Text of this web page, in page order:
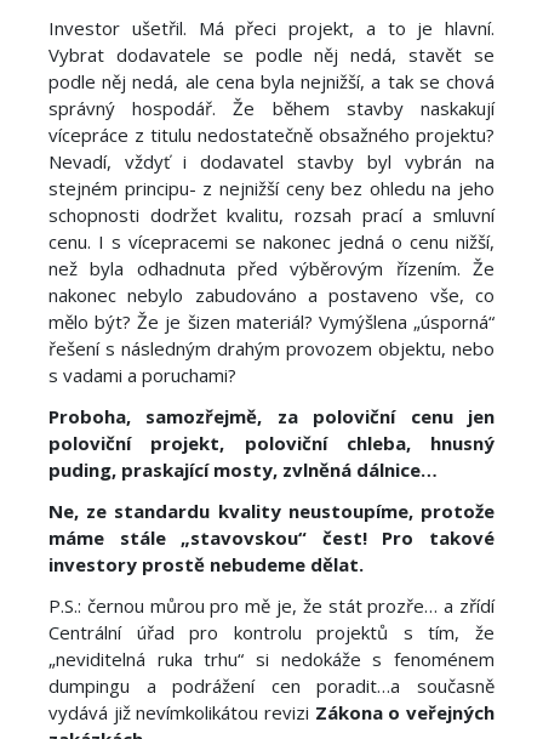
Investor ušetřil. Má přeci projekt, a to je hlavní.
Vybrat dodavatele se podle něj nedá, stavět se
podle něj nedá, ale cena byla nejnižší, a tak se chová
správný hospodář. Že během stavby naskakují
vícepráce z titulu nedostatečně obsažného projektu?
Nevadí, vždyť i dodavatel stavby byl vybrán na
stejném principu- z nejnižší ceny bez ohledu na jeho
schopnosti dodržet kvalitu, rozsah prací a smluvní
cenu. I s vícepracemi se nakonec jedná o cenu nižší,
než byla odhadnuta před výběrovým řízením. Že
nakonec nebylo zabudováno a postaveno vše, co
mělo být? Že je šizen materiál? Vymýšlena „úsporná“
řešení s následným drahým provozem objektu, nebo
s vadami a poruchami?
Proboha, samozřejmě, za poloviční cenu jen
poloviční projekt, poloviční chleba, hnusný
puding, praskající mosty, zvlněná dálnice…
Ne, ze standardu kvality neustoupíme, protože
máme stále „stavovskou“ čest! Pro takové
investory prostě nebudeme dělat.
P.S.: černou můrou pro mě je, že stát prozře… a zřídí
Centrální úřad pro kontrolu projektů s tím, že
„neviditelná ruka trhu“ si nedokáže s fenoménem
dumpingu a podrážení cen poradit…a současně
vydává již nevímkolikátou revizi Zákona o veřejných